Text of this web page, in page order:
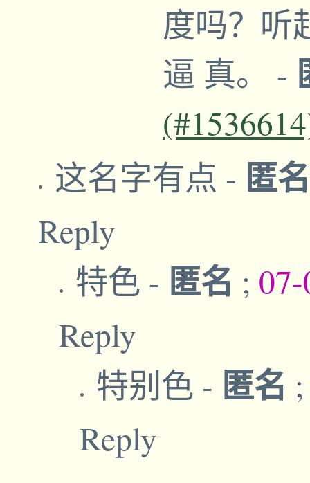
度吗？听
逼 真。 -
这名字有点 - 匿
Reply
特色 - 匿名 ;
Reply
特别色 - 匿名
Reply